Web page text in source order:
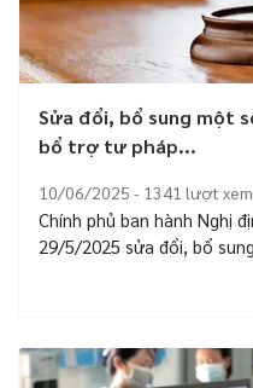
Sửa đổi, bổ sung một
bổ trợ tư pháp...
10/06/2025 - 1341 lượt xem
Chính phủ ban hành Nghị
29/5/2025 sửa đổi, bổ